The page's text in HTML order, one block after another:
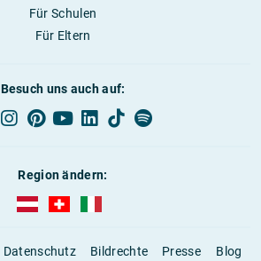
Für Schulen
Für Eltern
Besuch uns auch auf:
Region ändern:
AUBI-plus Österreich (deutsch)
AUBI-plus Schweiz (deutsch)
AUBI-plus Italien (deutsch)
Datenschutz Bildrechte Presse Blog